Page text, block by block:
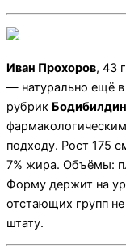
Иван Прохоров, 43
— натурально ещё
рубрик
подходу. Рост 175
7% жира. Объёмы:
Форму держит на
отстающих групп
штату.